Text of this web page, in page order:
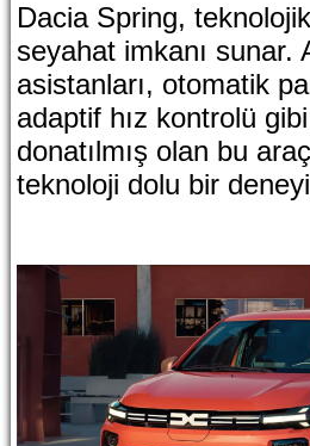
Dacia Spring,
seyahat imkanı sunar.
asistanları, otomatik
adaptif hız kontrolü
donatılmış olan bu
teknoloji dolu bir